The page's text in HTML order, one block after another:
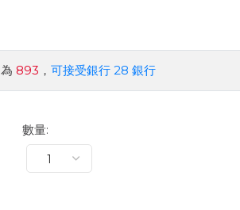
893 ， 可接受銀行 28 銀行
數量: